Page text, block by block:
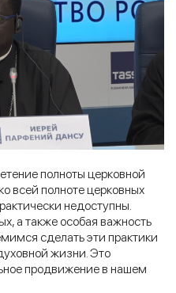
полноты церковной
всей полноте церковных
недоступны.
а также особая важность
сделать эти практики
жизни. Это
продвижение в нашем